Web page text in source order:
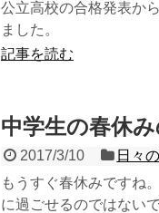
公立高校の合格発表か
ました。
記事を読む
中学生の春休
2017/3/10 日々
もうすぐ春休みですね
に過ごせるのではない